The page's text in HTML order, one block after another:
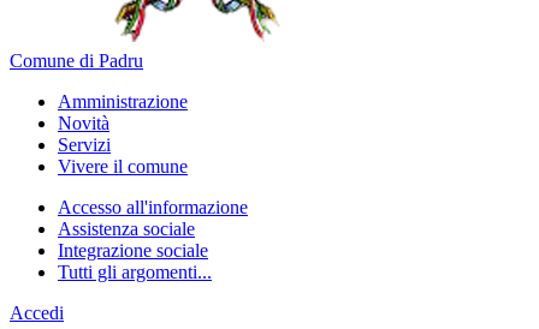
Comune di Padru
Amministrazione
Novità
Servizi
Vivere il comune
Accesso all'informazione
Assistenza sociale
Integrazione sociale
Tutti gli argomenti...
Accedi